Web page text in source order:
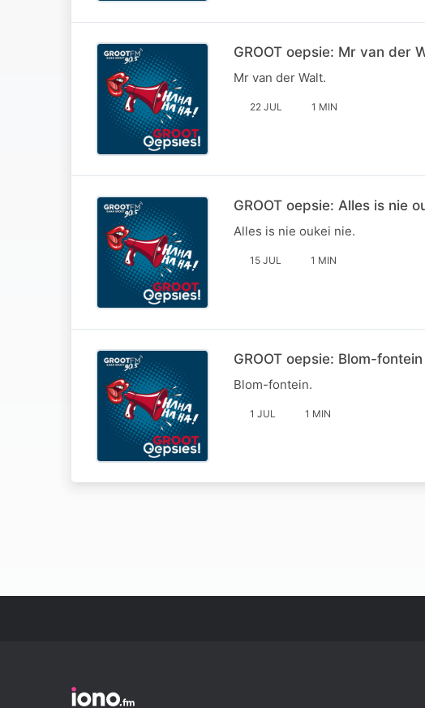
GROOT oepsie: Mr van der
Mr van der Walt.
22 JUL 1 MIN
GROOT oepsie: Alles is nie
Alles is nie oukei nie.
15 JUL 1 MIN
GROOT oepsie: Blom-fontein
Blom-fontein.
1 JUL 1 MIN